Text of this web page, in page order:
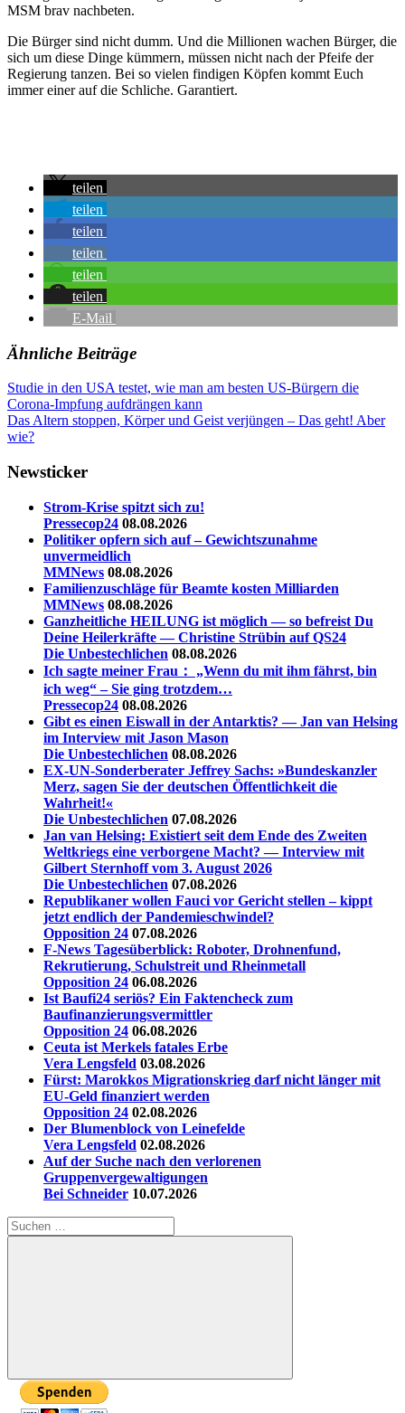
MSM brav nachbeten.
Die Bürger sind nicht dumm. Und die Millionen wachen Bürger, die
sich um diese Dinge kümmern, müssen nicht nach der Pfeife der
Regierung tanzen. Bei so vielen findigen Köpfen kommt Euch
immer einer auf die Schliche. Garantiert.
teilen
teilen
teilen
teilen
teilen
teilen
E-Mail
Ähnliche Beiträge
Demo
BerlinElijah
TeeFaktencheckerFotosLügenManipulationSchattenSonnenstand
Beitragsnavigation
Vorheriger
Beitrag:
Studie in den USA testet, wie man am besten US-Bürgern die
Corona-Impfung aufdrängen kann
Nächster
Beitrag:
Das Altern stoppen, Körper und Geist verjüngen – Das geht! Aber
wie?
Newsticker
Strom-Krise spitzt sich zu!
Pressecop24 08.08.2026
Politiker opfern sich auf – Gewichtszunahme
unvermeidlich
MMNews 08.08.2026
Familienzuschläge für Beamte kosten Milliarden
MMNews 08.08.2026
Ganzheitliche HEILUNG ist möglich — so befreist Du
Deine Heilerkräfte — Christine Strübin auf QS24
Die Unbestechlichen 08.08.2026
Ich sagte meiner Frau： „Wenn du mit ihm fährst, bin
ich weg“ – Sie ging trotzdem…
Pressecop24 08.08.2026
Gibt es einen Eiswall in der Antarktis? — Jan van Helsing
im Interview mit Jason Mason
Die Unbestechlichen 08.08.2026
EX-UN-Sonderberater Jeffrey Sachs: »Bundeskanzler
Merz, sagen Sie der deutschen Öffentlichkeit die
Wahrheit!«
Die Unbestechlichen 07.08.2026
Jan van Helsing: Existiert seit dem Ende des Zweiten
Weltkriegs eine verborgene Macht? — Interview mit
Gilbert Sternhoff vom 3. August 2026
Die Unbestechlichen 07.08.2026
Republikaner wollen Fauci vor Gericht stellen – kippt
jetzt endlich der Pandemieschwindel?
Opposition 24 07.08.2026
F-News Tagesüberblick: Roboter, Drohnenfund,
Rekrutierung, Schulstreit und Rheinmetall
Opposition 24 06.08.2026
Ist Baufi24 seriös? Ein Faktencheck zum
Baufinanzierungsvermittler
Opposition 24 06.08.2026
Ceuta ist Merkels fatales Erbe
Vera Lengsfeld 03.08.2026
Fürst: Marokkos Migrationskrieg darf nicht länger mit
EU-Geld finanziert werden
Opposition 24 02.08.2026
Der Blumenblock von Leinefelde
Vera Lengsfeld 02.08.2026
Auf der Suche nach den verlorenen
Gruppenvergewaltigungen
Bei Schneider 10.07.2026
Suchen
nach:
Suchen